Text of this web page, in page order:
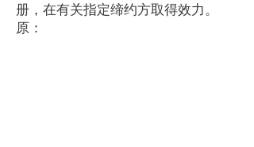
册，在有关指定缔约方取得效力。
​原：